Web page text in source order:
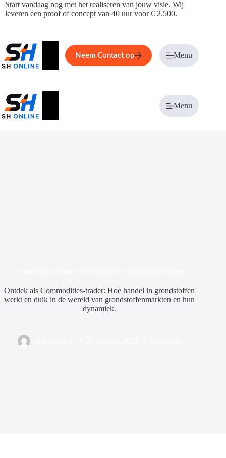
Ga
naar
Start vandaag nog met het realiseren van jouw visie. Wij
leveren een proof of concept van 40 uur voor € 2.500.
Home Service Over ons
Neem Contact op Menu
Menu
Ontdek als Commodities-trader: Hoe handel in grondstoffen
werkt en duik in de wereld van grondstoffenmarkten en hun
dynamiek.